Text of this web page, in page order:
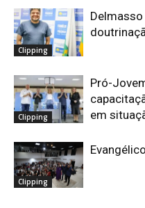
Clipping
Clipping
Pró-
em
Clipping